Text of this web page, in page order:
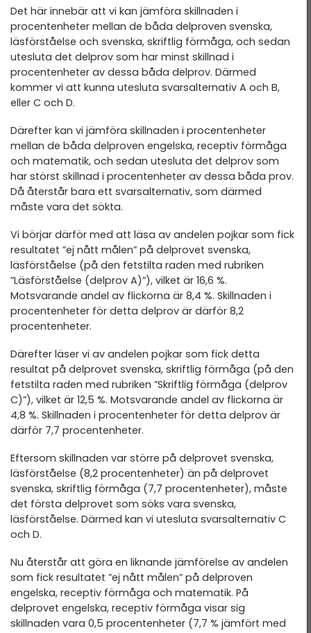
Det här innebär att vi kan jämföra skillnaden i
procentenheter mellan de båda delproven svenska,
läsförståelse och svenska, skriftlig förmåga, och sedan
utesluta det delprov som har minst skillnad i
procentenheter av dessa båda delprov. Därmed
kommer vi att kunna utesluta svarsalternativ A och B,
eller C och D.
Därefter kan vi jämföra skillnaden i procentenheter
mellan de båda delproven engelska, receptiv förmåga
och matematik, och sedan utesluta det delprov som
har störst skillnad i procentenheter av dessa båda prov.
Då återstår bara ett svarsalternativ, som därmed
måste vara det sökta.
Vi börjar därför med att läsa av andelen pojkar som fick
resultatet ”ej nått målen” på delprovet svenska,
läsförståelse (på den fetstilta raden med rubriken
”Läsförståelse (delprov A)”), vilket är 16,6 %.
Motsvarande andel av flickorna är 8,4 %. Skillnaden i
procentenheter för detta delprov är därför 8,2
procentenheter.
Därefter läser vi av andelen pojkar som fick detta
resultat på delprovet svenska, skriftlig förmåga (på den
fetstilta raden med rubriken ”Skriftlig förmåga (delprov
C)”), vilket är 12,5 %. Motsvarande andel av flickorna är
4,8 %. Skillnaden i procentenheter för detta delprov är
därför 7,7 procentenheter.
Eftersom skillnaden var större på delprovet svenska,
läsförståelse (8,2 procentenheter) än på delprovet
svenska, skriftlig förmåga (7,7 procentenheter), måste
det första delprovet som söks vara svenska,
läsförståelse. Därmed kan vi utesluta svarsalternativ C
och D.
Nu återstår att göra en liknande jämförelse av andelen
som fick resultatet ”ej nått målen” på delproven
engelska, receptiv förmåga och matematik. På
delprovet engelska, receptiv förmåga visar sig
skillnaden vara 0,5 procentenheter (7,7 % jämfört med